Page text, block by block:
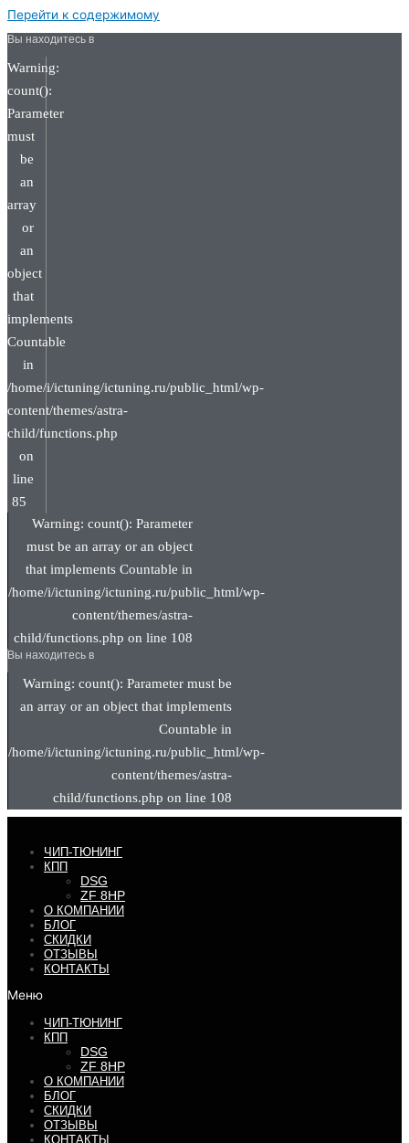
Перейти к содержимому
Вы находитесь в
Warning:
count():
Parameter
must
be
an
array
or
an
object
that
implements
Countable
in
/home/i/ictuning/ictuning.ru/public_html/wp-
content/themes/astra-
child/functions.php
on
line
85
Warning: count(): Parameter
must be an array or an object
that implements Countable in
/home/i/ictuning/ictuning.ru/public_html/wp-
content/themes/astra-
child/functions.php on line 108
Вы находитесь в
Warning: count(): Parameter must be
an array or an object that implements
Countable in
/home/i/ictuning/ictuning.ru/public_html/wp-
content/themes/astra-
child/functions.php on line 108
ЧИП-ТЮНИНГ
КПП
DSG
ZF 8HP
О КОМПАНИИ
БЛОГ
СКИДКИ
ОТЗЫВЫ
КОНТАКТЫ
Меню
ЧИП-ТЮНИНГ
КПП
DSG
ZF 8HP
О КОМПАНИИ
БЛОГ
СКИДКИ
ОТЗЫВЫ
КОНТАКТЫ